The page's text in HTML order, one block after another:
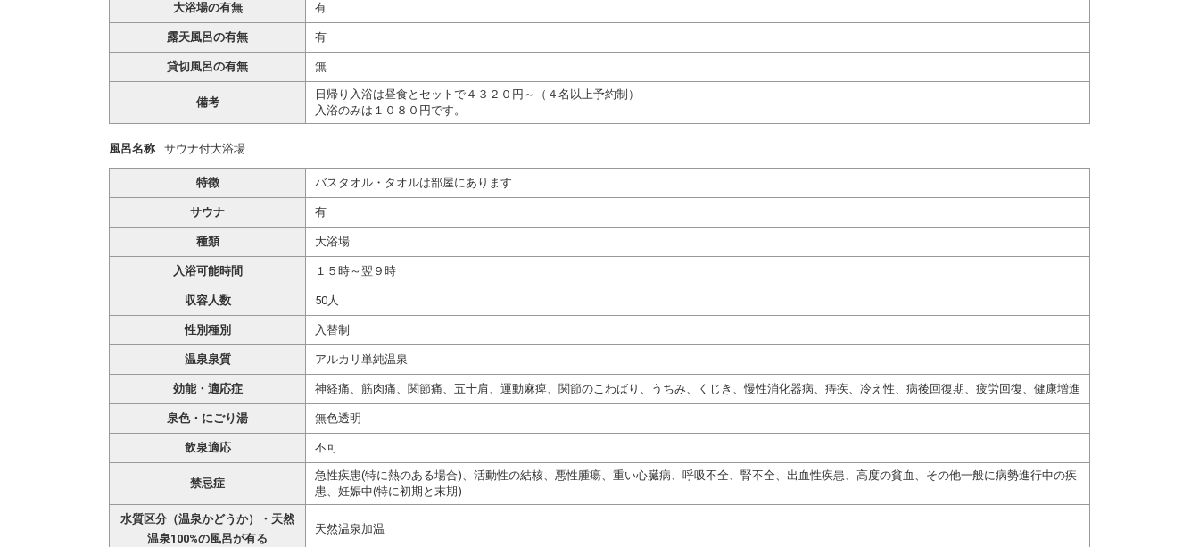
大浴場の有無 有
露天風呂の有無 有
貸切風呂の有無 無
備考
日帰り入浴は昼食とセットで４３２０円～（４名以上予約制）
入浴のみは１０８０円です。
風呂名称 サウナ付大浴場
特徴 バスタオル・タオルは部屋にあります
サウナ 有
種類 大浴場
入浴可能時間 １５時～翌９時
収容人数 50人
性別種別 入替制
温泉泉質 アルカリ単純温泉
効能・適応症 神経痛、筋肉痛、関節痛、五十肩、運動麻痺、関節のこわばり、うちみ、くじき、慢性消化器病、痔疾、冷え性、病後回復期、疲労回復、健康増進
泉色・にごり湯 無色透明
飲泉適応 不可
禁忌症
急性疾患(特に熱のある場合)、活動性の結核、悪性腫瘍、重い心臓病、呼吸不全、腎不全、出血性疾患、高度の貧血、その他一般に病勢進行中の疾
患、妊娠中(特に初期と末期)
水質区分（温泉かどうか）・天然
温泉100%の風呂が有る
天然温泉加温